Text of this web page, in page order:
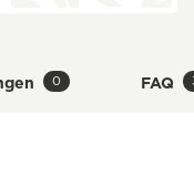
0 FAQ